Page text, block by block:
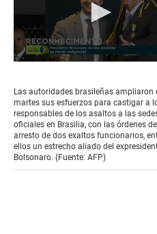
of
1
minute,
39
seconds
Las autoridades brasileñas ampliaron
martes sus esfuerzos para castigar a
responsables de los asaltos a las
oficiales en Brasilia, con las órdenes de
arresto de dos exaltos funcionarios,
ellos un estrecho aliado del
Bolsonaro. (Fuente: AFP)